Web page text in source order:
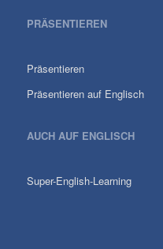
PRÄSENTIEREN
Präsentieren
Präsentieren auf Englisch
AUCH AUF ENGLISCH
Super-English-Learning